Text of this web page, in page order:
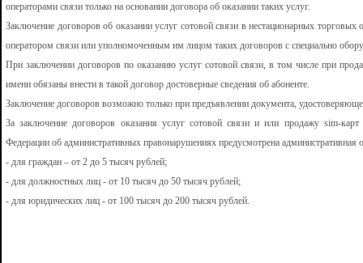
операторами связи только на основании договора об оказании таких услуг.
Заключение договоров об оказании услуг сотовой связи в нестационарных
оператором связи или уполномоченным им лицом таких договоров с специально
При заключении договоров по оказанию услуг сотовой связи, в том числе при
имени обязаны внести в такой договор достоверные сведения об абоненте.
Заключение договоров возможно только при предъявлении документа,
За заключение договоров оказания услуг сотовой связи и или продажу sim-
Федерации об административных правонарушениях предусмотрена административная
- для граждан – от 2 до 5 тысяч рублей;
- для должностных лиц - от 10 тысяч до 50 тысяч рублей;
- для юридических лиц - от 100 тысяч до 200 тысяч рублей.